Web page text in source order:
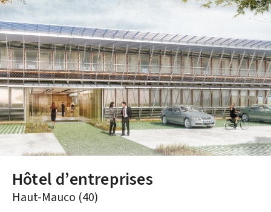
culture
tertiaire
habitat
enseignement
sport
équipement
mobilité
industriel
approche
équipe
distinctions
publications
contact
Hôtel d’entreprises
Haut-Mauco (40)